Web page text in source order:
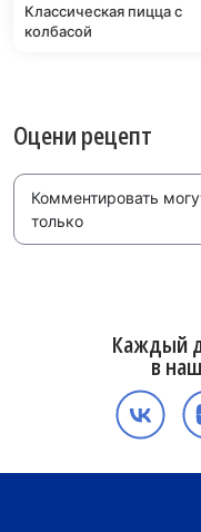
Классическая пицца с
колбасой
Оцени рецепт
Комментировать
только
Каждый
в